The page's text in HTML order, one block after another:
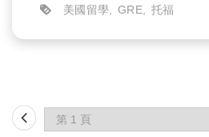
美國留學 GRE 托福